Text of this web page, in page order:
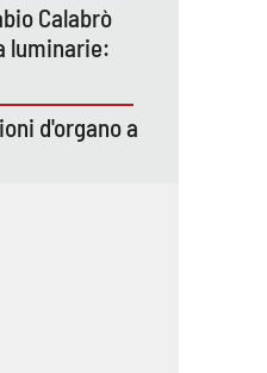
Calabrò
luminarie:
d'organo a